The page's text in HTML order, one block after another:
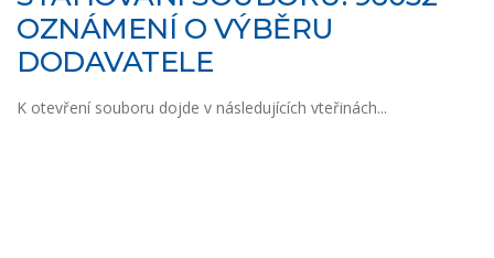
OZNÁMENÍ O VÝBĚRU
DODAVATELE
K otevření souboru dojde v následujících vteřinách...